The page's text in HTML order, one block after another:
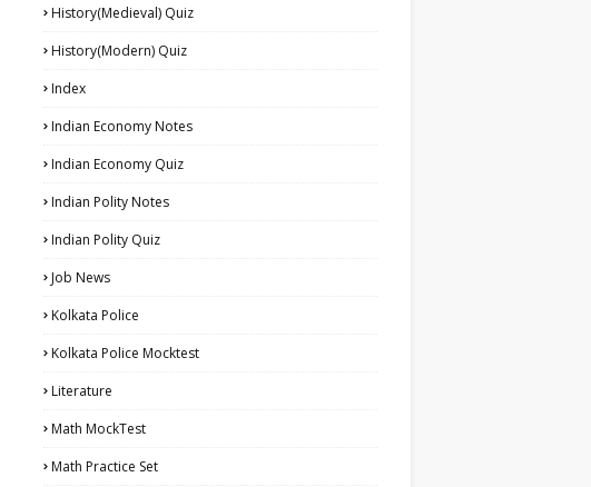
History(Medieval) Quiz
History(Modern) Quiz
Index
Indian Economy Notes
Indian Economy Quiz
Indian Polity Notes
Indian Polity Quiz
Job News
Kolkata Police
Kolkata Police Mocktest
Literature
Math MockTest
Math Practice Set